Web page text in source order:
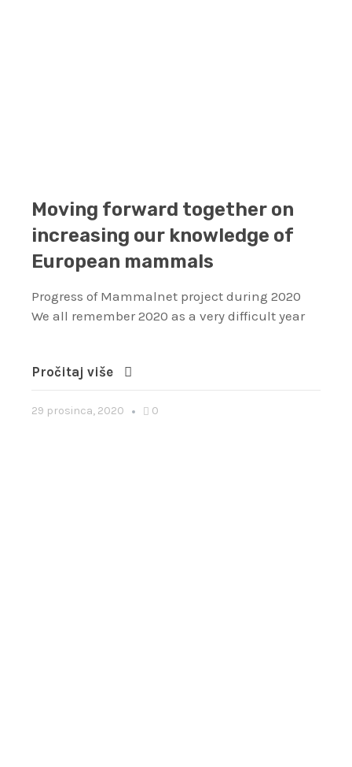
Moving forward together on
increasing our knowledge of
European mammals
Progress of Mammalnet project during 2020
We all remember 2020 as a very difficult year
Pročitaj više
29 prosinca, 2020 0